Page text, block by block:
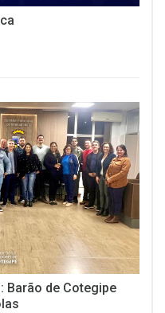
Barão de Cotegipe